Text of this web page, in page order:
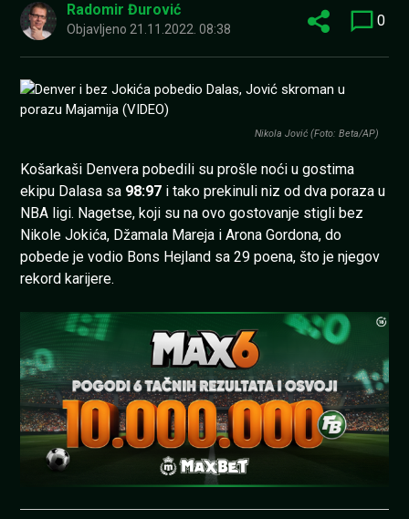
Radomir Đurović
Objavljeno 21.11.2022. 08:38 0
Nikola Jović (Foto: Beta/AP)
Košarkaši Denvera pobedili su prošle noći u gostima
ekipu Dalasa sa 98:97 i tako prekinuli niz od dva poraza u
NBA ligi. Nagetse, koji su na ovo gostovanje stigli bez
Nikole Jokića, Džamala Mareja i Arona Gordona, do
pobede je vodio Bons Hejland sa 29 poena, što je njegov
rekord karijere.